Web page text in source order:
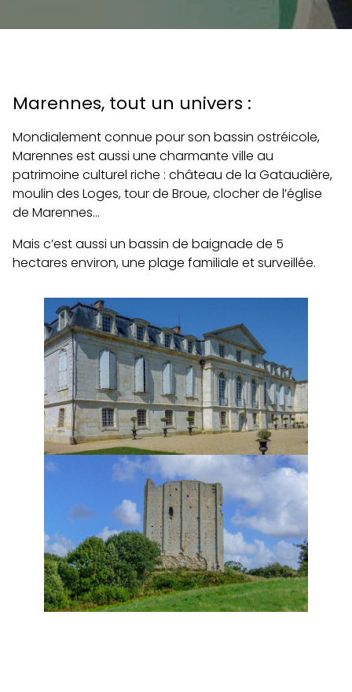
Marennes, tout un univers :
Mondialement connue pour son bassin ostréicole,
Marennes est aussi une charmante ville au
patrimoine culturel riche : château de la Gataudière,
moulin des Loges, tour de Broue, clocher de l’église
de Marennes…
Mais c’est aussi un bassin de baignade de 5
hectares environ, une plage familiale et surveillée.